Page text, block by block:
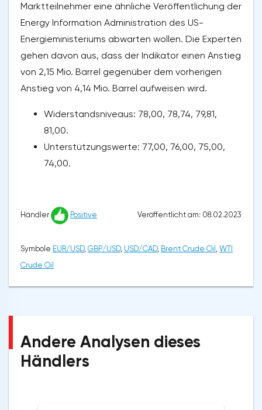
Marktteilnehmer eine ähnliche Veröffentlichung der
Energy Information Administration des US-
Energieministeriums abwarten wollen. Die Experten
gehen davon aus, dass der Indikator einen Anstieg
von 2,15 Mio. Barrel gegenüber dem vorherigen
Anstieg von 4,14 Mio. Barrel aufweisen wird.
Widerstandsniveaus: 78,00, 78,74, 79,81,
81,00.
Unterstützungswerte: 77,00, 76,00, 75,00,
74,00.
Händler Positive Veröffentlicht am: 08.02.2023
Symbole EUR/USD, GBP/USD, USD/CAD, Brent Crude Oil , WTI
Crude Oil
Andere Analysen dieses
Händlers